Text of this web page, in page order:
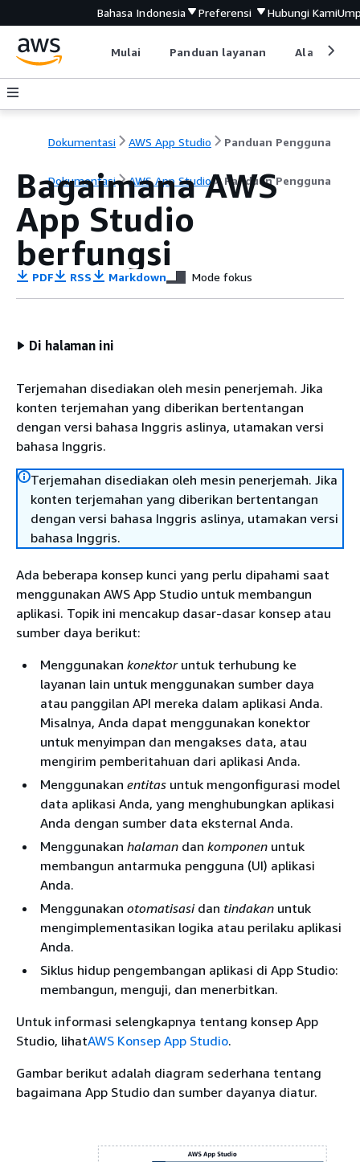
Bahasa Indonesia Preferensi Hubungi Kami
Mulai Panduan layanan Alat
Dokumentasi AWS App Studio Panduan Pengguna
Dokumentasi AWS App Studio Panduan Pengguna
Bagaimana AWS
App Studio
berfungsi
PDF RSS Markdown Mode fokus
Di halaman ini
Terjemahan disediakan oleh mesin penerjemah. Jika
konten terjemahan yang diberikan bertentangan
dengan versi bahasa Inggris aslinya, utamakan versi
bahasa Inggris.
Terjemahan disediakan oleh mesin penerjemah. Jika
konten terjemahan yang diberikan bertentangan
dengan versi bahasa Inggris aslinya, utamakan versi
bahasa Inggris.
Ada beberapa konsep kunci yang perlu dipahami saat
menggunakan AWS App Studio untuk membangun
aplikasi. Topik ini mencakup dasar-dasar konsep atau
sumber daya berikut:
Menggunakan konektoruntuk terhubung ke
layanan lain untuk menggunakan sumber daya
atau panggilan API mereka dalam aplikasi Anda.
Misalnya, Anda dapat menggunakan konektor
untuk menyimpan dan mengakses data, atau
mengirim pemberitahuan dari aplikasi Anda.
Menggunakan entitas untuk mengonfigurasi model
data aplikasi Anda, yang menghubungkan aplikasi
Anda dengan sumber data eksternal Anda.
Menggunakan halaman dan komponen untuk
membangun antarmuka pengguna (UI) aplikasi
Anda.
Menggunakan otomatisasidan tindakan untuk
mengimplementasikan logika atau perilaku aplikasi
Anda.
Siklus hidup pengembangan aplikasi di App Studio:
membangun, menguji, dan menerbitkan.
Untuk informasi selengkapnya tentang konsep App
Studio, lihatAWS Konsep App Studio.
Gambar berikut adalah diagram sederhana tentang
bagaimana App Studio dan sumber dayanya diatur.